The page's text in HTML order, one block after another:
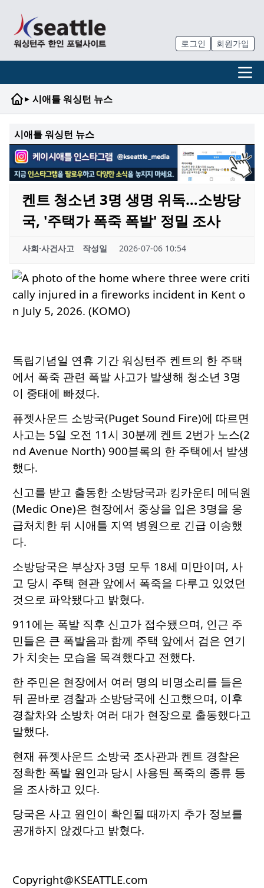
로그인 회원가입
▸ 시애틀 워싱턴 뉴스
시애틀 워싱턴 뉴스
켄트 청소년 3명 생명 위독…소방당
국, '주택가 폭죽 폭발' 정밀 조사
사회·사건사고 작성일 2026-07-06 10:54
독립기념일 연휴 기간 워싱턴주 켄트의 한 주택
에서 폭죽 관련 폭발 사고가 발생해 청소년 3명
이 중태에 빠졌다.
퓨젯사운드 소방국(Puget Sound Fire)에 따르면
사고는 5일 오전 11시 30분께 켄트 2번가 노스(2
nd Avenue North) 900블록의 한 주택에서 발생
했다.
신고를 받고 출동한 소방당국과 킹카운티 메딕원
(Medic One)은 현장에서 중상을 입은 3명을 응
급처치한 뒤 시애틀 지역 병원으로 긴급 이송했
다.
소방당국은 부상자 3명 모두 18세 미만이며, 사
고 당시 주택 현관 앞에서 폭죽을 다루고 있었던
것으로 파악됐다고 밝혔다.
911에는 폭발 직후 신고가 접수됐으며, 인근 주
민들은 큰 폭발음과 함께 주택 앞에서 검은 연기
가 치솟는 모습을 목격했다고 전했다.
한 주민은 현장에서 여러 명의 비명소리를 들은
뒤 곧바로 경찰과 소방당국에 신고했으며, 이후
경찰차와 소방차 여러 대가 현장으로 출동했다고
말했다.
현재 퓨젯사운드 소방국 조사관과 켄트 경찰은
정확한 폭발 원인과 당시 사용된 폭죽의 종류 등
을 조사하고 있다.
당국은 사고 원인이 확인될 때까지 추가 정보를
공개하지 않겠다고 밝혔다.
Copyright@KSEATTLE.com